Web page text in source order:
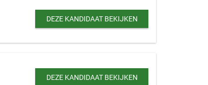
DEZE KANDIDAAT BEKIJKEN
DEZE KANDIDAAT BEKIJKEN